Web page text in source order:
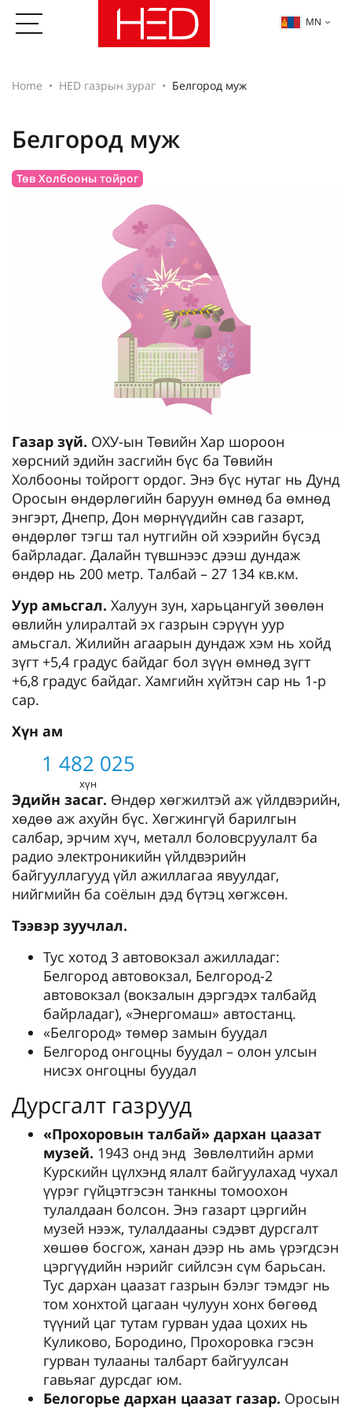
MN
Home HED газрын зураг Белгород муж
Белгород муж
Төв Холбооны тойрог
Газар зүй. ОХУ-ын Төвийн Хар шороон
хөрсний эдийн засгийн бүс ба Төвийн
Холбооны тойрогт ордог. Энэ бүс нутаг нь Дунд
Оросын өндөрлөгийн баруун өмнөд ба өмнөд
энгэрт, Днепр, Дон мөрнүүдийн сав газарт,
өндөрлөг тэгш тал нутгийн ой хээрийн бүсэд
байрладаг. Далайн түвшнээс дээш дундаж
өндөр нь 200 метр. Талбай – 27 134 кв.км.
Уур амьсгал. Халуун зун, харьцангуй зөөлөн
өвлийн улиралтай эх газрын сэрүүн уур
амьсгал. Жилийн агаарын дундаж хэм нь хойд
зүгт +5,4 градус байдаг бол зүүн өмнөд зүгт
+6,8 градус байдаг. Хамгийн хүйтэн сар нь 1-р
сар.
Хүн ам
1 482 025
хүн
Эдийн засаг. Өндөр хөгжилтэй аж үйлдвэрийн,
хөдөө аж ахуйн бүс. Хөгжингүй барилгын
салбар, эрчим хүч, металл боловсруулалт ба
радио электроникийн үйлдвэрийн
байгууллагууд үйл ажиллагаа явуулдаг,
нийгмийн ба соёлын дэд бүтэц хөгжсөн.
Тээвэр зуучлал.
Тус хотод 3 автовокзал ажилладаг:
Белгород автовокзал, Белгород-2
автовокзал (вокзалын дэргэдэх талбайд
байрладаг), «Энергомаш» автостанц.
«Белгород» төмөр замын буудал
Белгород онгоцны буудал – олон улсын
нисэх онгоцны буудал
Дурсгалт газрууд
«Прохоровын талбай» дархан цаазат
музей. 1943 онд энд Зөвлөлтийн арми
Курскийн цүлхэнд ялалт байгуулахад чухал
үүрэг гүйцэтгэсэн танкны томоохон
тулалдаан болсон. Энэ газарт цэргийн
музей нээж, тулалдааны сэдэвт дурсгалт
хөшөө босгож, ханан дээр нь амь үрэгдсэн
цэргүүдийн нэрийг сийлсэн сүм барьсан.
Тус дархан цаазат газрын бэлэг тэмдэг нь
том хонхтой цагаан чулуун хонх бөгөөд
түүний цаг тутам гурван удаа цохих нь
Куликово, Бородино, Прохоровка гэсэн
гурван тулааны талбарт байгуулсан
гавьяаг дурсдаг юм.
Белогорье дархан цаазат газар. Оросын